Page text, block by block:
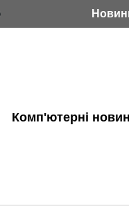
Комп'ютерні